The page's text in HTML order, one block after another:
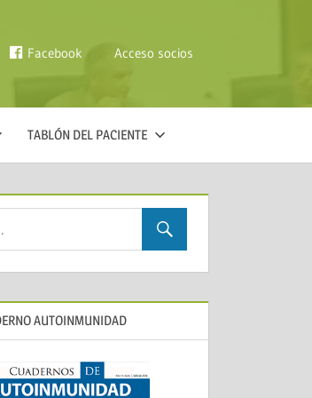
Facebook Acceso socios
TABLÓN DEL PACIENTE
AUTOINMUNIDAD